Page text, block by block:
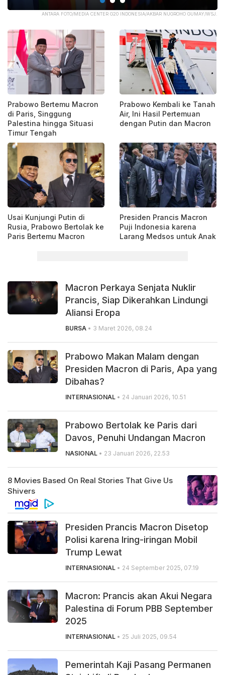
NUGROHO GUMAY/WSJ. ANTARA FOTO/
Prabowo Bertemu Macron
di Paris, Singgung
Palestina hingga Situasi
Timur Tengah
Prabowo Kembali ke Tanah
Air, Ini Hasil Pertemuan
dengan Putin dan Macron
Usai Kunjungi Putin di
Rusia, Prabowo Bertolak ke
Paris Bertemu Macron
Presiden Prancis Macron
Puji Indonesia karena
Larang Medsos untuk Anak
Macron Perkaya Senjata Nuklir
Prancis, Siap Dikerahkan Lindungi
Aliansi Eropa
BURSA • 3 Maret 2026, 08.24
Prabowo Makan Malam dengan
Presiden Macron di Paris, Apa yang
Dibahas?
INTERNASIONAL • 24 Januari 2026, 10.51
Prabowo Bertolak ke Paris dari
Davos, Penuhi Undangan Macron
NASIONAL • 23 Januari 2026, 22.53
Presiden Prancis Macron Disetop
Polisi karena Iring-iringan Mobil
Trump Lewat
INTERNASIONAL • 24 September 2025, 07.19
Macron: Prancis akan Akui Negara
Palestina di Forum PBB September
2025
INTERNASIONAL • 25 Juli 2025, 09.54
Pemerintah Kaji Pasang Permanen